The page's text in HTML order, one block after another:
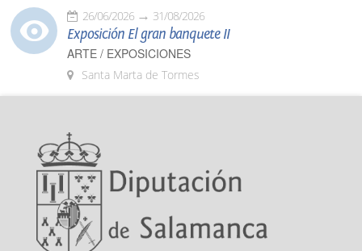
26/06/2026 31/08/2026
Exposición El gran banquete II
ARTE / EXPOSICIONES
Santa Marta de Tormes